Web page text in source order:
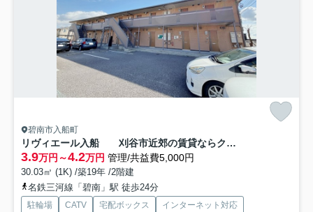
碧南市入船町
リヴィエール入船 刈谷市近郊の賃貸ならクラスホーム刈谷店
3.9万円～4.2万円 管理/共益費5,000円
30.03㎡ (1K) /築19年 /2階建
名鉄三河線「碧南」駅 徒歩24分
駐輪場 CATV 宅配ボックス
インターネット対応